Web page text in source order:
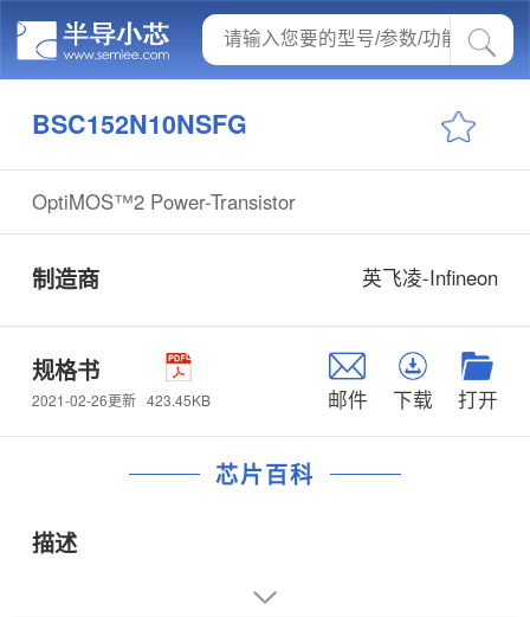
BSC152N10NSFG
OptiMOS™2 Power-Transistor
制造商 英飞凌-Infineon
规格书
2021-02-26更新 423.45KB 邮件 下载 打开
芯片百科
描述